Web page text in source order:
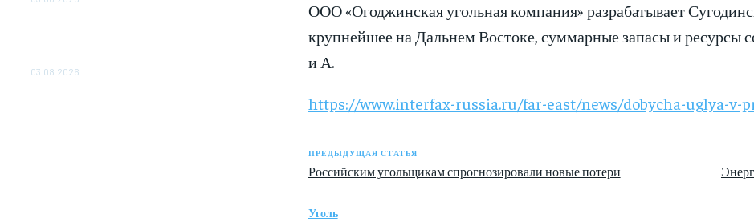
03.08.2026
ООО «Огоджинская угольная компания» разрабатывает
крупнейшее на Дальнем Востоке, суммарные запасы и ресурсы
и А.
https://www.interfax-russia.ru/far-east/news/dobycha-uglya-v-
ПРЕДЫДУЩАЯ СТАТЬЯ
Российским угольщикам спрогнозировали новые потери
Уголь